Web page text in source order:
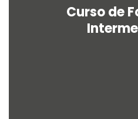
Curso de